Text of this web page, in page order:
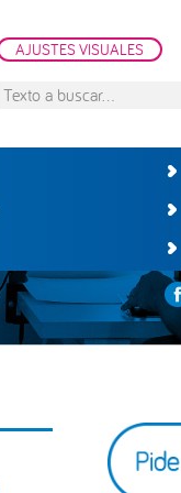
AJUSTES VISUALES
Texto
Barra
lateral